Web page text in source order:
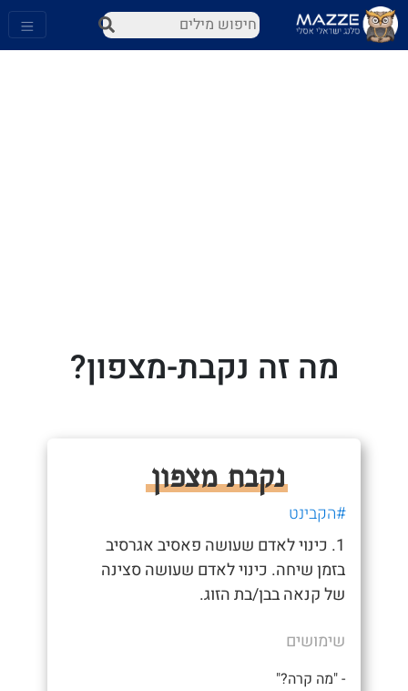
מה זה נקבת-מצפון?
נקבת מצפון
#הקבינט
1. כינוי לאדם שעושה פאסיב אגרסיב
בזמן שיחה. כינוי לאדם שעושה סצינה
של קנאה בבן/בת הזוג.
שימושים
- "מה קרה?"